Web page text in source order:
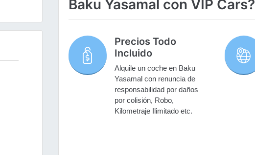
Baku Yasamal con VIP Cars?
Precios Todo
Incluido
Alquile un coche en Baku
Yasamal con renuncia de
responsabilidad por daños
por colisión, Robo,
Kilometraje Ilimitado etc.